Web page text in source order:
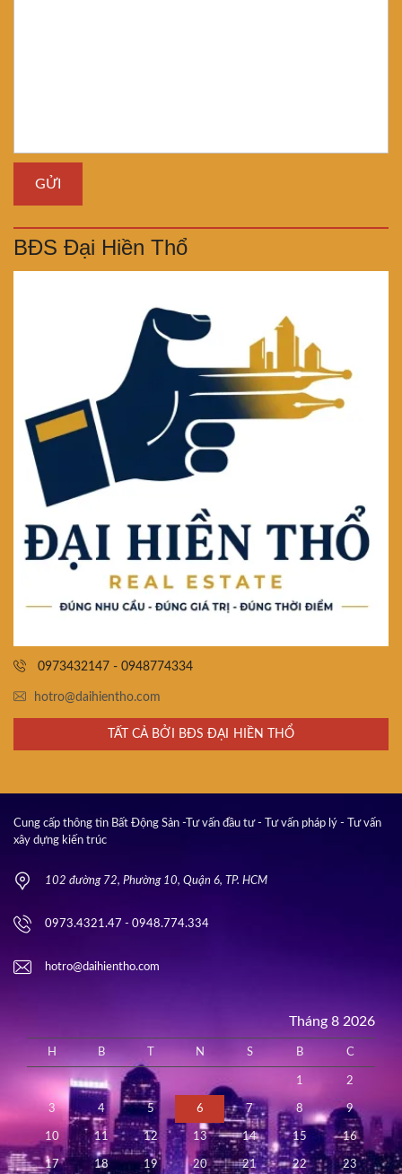
BĐS Đại Hiền Thổ
0973432147 - 0948774334
hotro@daihientho.com
TẤT CẢ BỞI BĐS ĐẠI HIỀN THỔ
Cung cấp thông tin Bất Động Sản -Tư vấn đầu tư - Tư vấn pháp lý - Tư vấn
xây dựng kiến trúc
102 đường 72, Phường 10, Quận 6, TP. HCM
0973.4321.47 - 0948.774.334
hotro@daihientho.com
Tháng 8 2026
H B N S B C
1 2
3 4 5 6 7 8 9
10 11 12 13 14 15 16
17 18 19 20 21 22 23